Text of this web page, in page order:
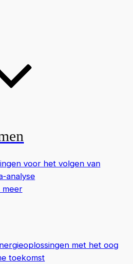
voor het volgen van
analyse
meer
met het oog
toekomst